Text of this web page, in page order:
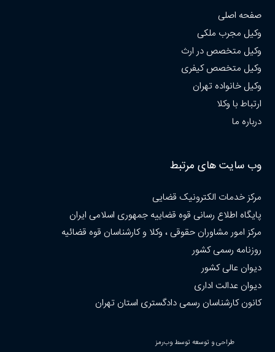
صفحه اصلی
وکیل مجرب ملکی
وکیل متخصص در ارث
وکیل متخصص کیفری
وکیل خانواده تهران
ارتباط با وکلا
درباره ما
وب سایت های مرتبط
مرکز خدمات الکترونیک قضایی
پایگاه اطلاع رسانی قوه قضاییه جمهوری اسلامی ایران
مرکز امور مشاوران حقوقی ، وکلا و کارشناسان قوه قضائیه
روزنامه رسمی کشور
دیوان عالی کشور
دیوان عدالت اداری
کانون کارشناسان رسمی دادگستری استان تهران
طراحی و توسعه توسط وب‌رمز